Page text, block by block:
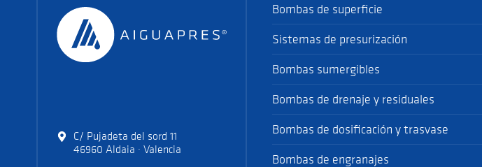
C/ Pujadeta del sord 11
46960 Aldaia · Valencia
Bombas de superficie
Sistemas de presurización
Bombas sumergibles
Bombas de drenaje y residuales
Bombas de dosificación y trasvase
Bombas de engranajes